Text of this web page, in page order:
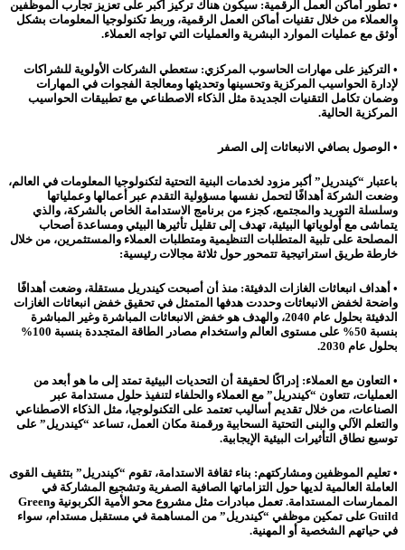
• تطور أماكن العمل الرقمية: سيكون هناك تركيز أكبر على تعزيز تجارب الموظفين
والعملاء من خلال تقنيات أماكن العمل الرقمية، وربط تكنولوجيا المعلومات بشكل
أوثق مع عمليات الموارد البشرية والعمليات التي تواجه العملاء.
• التركيز على مهارات الحاسوب المركزي: ستعطي الشركات الأولوية للشراكات
لإدارة الحواسيب المركزية وتحسينها وتحديثها ومعالجة الفجوات في المهارات
وضمان تكامل التقنيات الجديدة مثل الذكاء الاصطناعي مع تطبيقات الحواسيب
المركزية الحالية.
• الوصول بصافي الانبعاثات إلى الصفر
باعتبار “كيندريل” أكبر مزود لخدمات البنية التحتية لتكنولوجيا المعلومات في العالم،
وضعت الشركة أهدافًا لتحمل نفسها مسؤولية التقدم عبر أعمالها وعملياتها
وسلسلة التوريد والمجتمع، كجزء من برنامج الاستدامة الخاص بالشركة، والذي
يتماشى مع أولوياتها البيئية، تهدف إلى تقليل تأثيرها البيئي ومساعدة أصحاب
المصلحة على تلبية المتطلبات التنظيمية ومتطلبات العملاء والمستثمرين، من خلال
خارطة طريق استراتيجية تتمحور حول ثلاثة مجالات رئيسية:
• أهداف انبعاثات الغازات الدفيئة: منذ أن أصبحت كيندريل مستقلة، وضعت أهدافًا
واضحة لخفض الانبعاثات وحددت هدفها المتمثل في تحقيق خفض انبعاثات الغازات
الدفيئة بحلول عام 2040، والهدف هو خفض الانبعاثات المباشرة وغير المباشرة
بنسبة 50% على مستوى العالم واستخدام مصادر الطاقة المتجددة بنسبة 100%
بحلول عام 2030.
• التعاون مع العملاء: إدراكًا لحقيقة أن التحديات البيئية تمتد إلى ما هو أبعد من
العمليات، تتعاون “كيندريل” مع العملاء والحلفاء لتنفيذ حلول مستدامة عبر
الصناعات، من خلال تقديم أساليب تعتمد على التكنولوجيا، مثل الذكاء الاصطناعي
والتعلم الآلي والبنى التحتية السحابية ورقمنة مكان العمل، تساعد “كيندريل” على
توسيع نطاق التأثيرات البيئية الإيجابية.
• تعليم الموظفين ومشاركتهم: بناء ثقافة الاستدامة، تقوم “كيندريل” بتثقيف القوى
العاملة العالمية لديها حول التزاماتها الصافية الصفرية وتشجيع المشاركة في
الممارسات المستدامة. تعمل مبادرات مثل مشروع محو الأمية الكربونية وGreen
Guild على تمكين موظفي “كيندريل” من المساهمة في مستقبل مستدام، سواء
في حياتهم الشخصية أو المهنية.